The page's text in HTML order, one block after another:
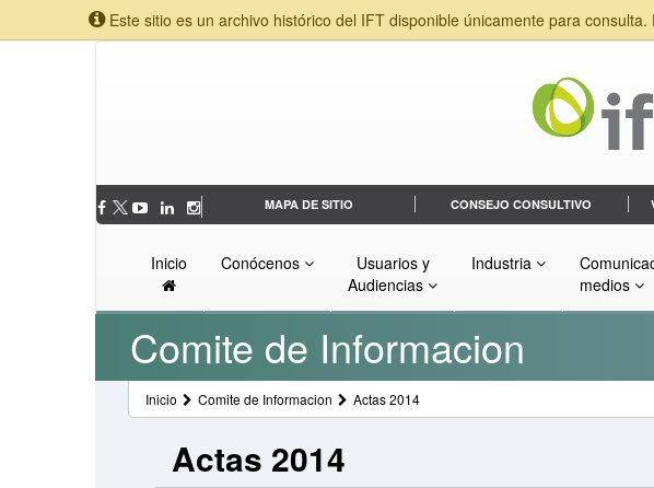
Este sitio es un archivo histórico del IFT disponible únicamente para
MAPA DE SITIO CONSEJO CONSULTIVO
Inicio Conócenos
Usuarios y
Audiencias
Industria
medios
Comite de Informacion
Inicio Comite de Informacion Actas 2014
Actas 2014